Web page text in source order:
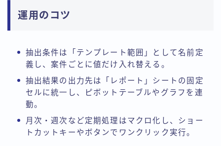
運用のコツ
抽出条件は「テンプレート範囲」として名前定
義し、案件ごとに値だけ入れ替える。
抽出結果の出力先は「レポート」シートの固定
セルに統一し、ピボットテーブルやグラフを連
動。
月次・週次など定期処理はマクロ化し、ショー
トカットキーやボタンでワンクリック実行。